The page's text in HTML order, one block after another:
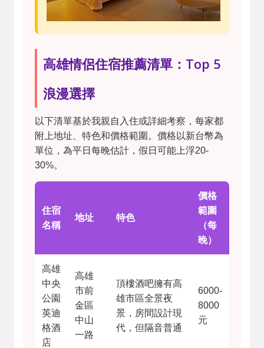
高雄情侶住宿推薦清單：Top 5
浪漫選擇
以下清單基於我親自入住或詳細考察，每家都
附上地址、特色和價格範圍。價格以新台幣為
單位，為平日每晚估計，假日可能上浮20-
30%。
住宿
名稱
地址 特色
價格
範圍
（每
晚）
高雄
中央
公園
英迪
格酒
店
高雄
市前
金區
中山
一路
頂樓酒吧擁有高
雄市區全景夜
景，房間設計現
代，但隔音普通
6000-
8000
元